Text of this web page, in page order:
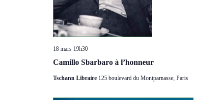
Camillo Sbarbaro à l’honneur
18 mars 19h30
Tschann Libraire 125 boulevard du Montparnasse, Paris